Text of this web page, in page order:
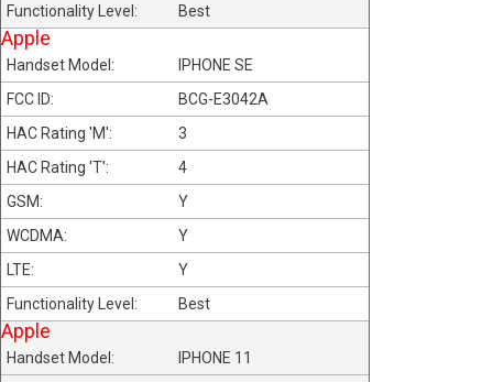
Best
Apple
IPHONE SE
BCG-E3042A
3
4
Y
Y
Y
Best
Apple
IPHONE 11